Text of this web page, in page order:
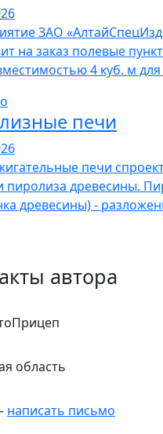
ЗАО
на заказ полевые
4 куб. м
печи
печи
пиролиза древесины.
древесины) -
автора
область
написать письмо